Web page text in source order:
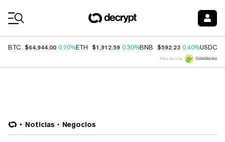
BTC $64,944.00 0.70%ETH $1,912.59 0.30%BNB $592.23 0.40%USDC
Price data by
Noticias Negocios